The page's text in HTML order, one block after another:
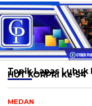
Topik Lapas Lubuk
HUT KORPRI Ke-54
MEDAN